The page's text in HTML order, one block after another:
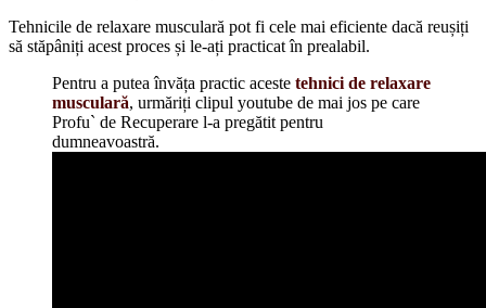
Tehnicile de relaxare musculară pot fi cele mai eficiente dacă reușiți
să stăpâniți acest proces și le-ați practicat în prealabil.
Pentru a putea învăța practic aceste tehnici de relaxare
musculară, urmăriți clipul youtube de mai jos pe care
Profu` de Recuperare l-a pregătit pentru
dumneavoastră.